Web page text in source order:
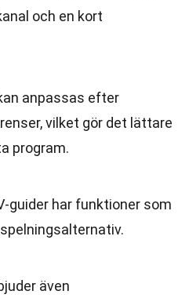
och en kort
anpassas efter
vilket gör det lättare
program.
guider har funktioner som
även